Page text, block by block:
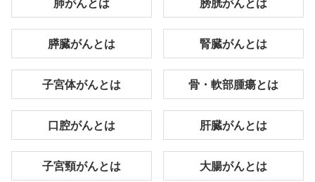
膵臓がんとは 腎臓がんとは
子宮体がんとは 骨・軟部腫瘍とは
口腔がんとは 肝臓がんとは
子宮頸がんとは 大腸がんとは